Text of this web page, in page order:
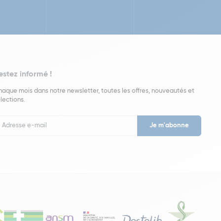
informé !
mois dans notre newsletter, toutes les offres, nouveautés et